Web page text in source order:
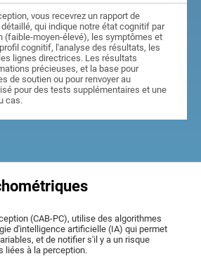
vous recevrez un rapport de
qui indique notre état cognitif par
(faible-moyen-élevé), les symptômes et
cognitif, l'analyse des résultats, les
lignes directrices. Les résultats
précieuses, et la base pour
de soutien ou pour renvoyer au
pour des tests supplémentaires et une
cas.
(CAB-PC), utilise des algorithmes
d'intelligence artificielle (IA) qui permet
et de notifier s'il y a un risque
liées à la perception.